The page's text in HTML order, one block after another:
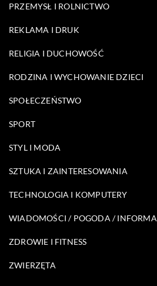
PRZEMYSŁ I ROLNICTWO
REKLAMA I DRUK
RELIGIA I DUCHOWOŚĆ
RODZINA I WYCHOWANIE DZIECI
SPOŁECZEŃSTWO
SPORT
STYL I MODA
SZTUKA I ZAINTERESOWANIA
TECHNOLOGIA I KOMPUTERY
WIADOMOŚCI / POGODA /
ZDROWIE I FITNESS
ZWIERZĘTA